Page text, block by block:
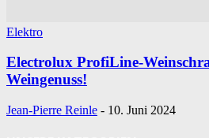
Elektro
Electrolux ProfiLine-
Weingenuss!
Jean-Pierre Reinle - 10. Juni 2024